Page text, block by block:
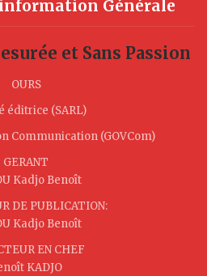
Générale
et Sans Passion
OURS
éditrice (SARL)
Communication (GOVCom)
GERANT
Kadjo Benoît
DE PUBLICATION:
Kadjo Benoît
EN CHEF
KADJO